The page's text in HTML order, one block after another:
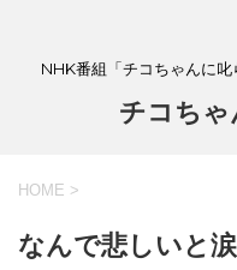
NHK番組「チコちゃんに叱
チコちゃ
HOME >
なんで悲しいと